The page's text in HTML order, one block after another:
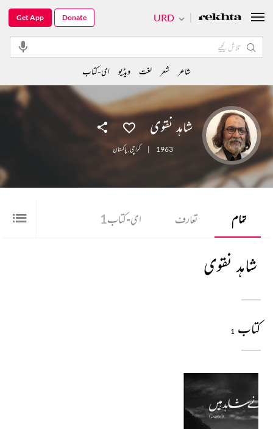
شاہد نقوی
1963
| کراچی, پاکستان
تمام تعارف ای-کتاب1
شاہد نقوی
کتاب 1
URD
Get App Donate
شاعر شعر لغت ویڈیو ای-کتاب